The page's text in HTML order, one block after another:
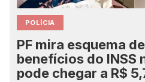
POLÍCIA
PF mira esquema
benefícios do INSS
pode chegar a R$